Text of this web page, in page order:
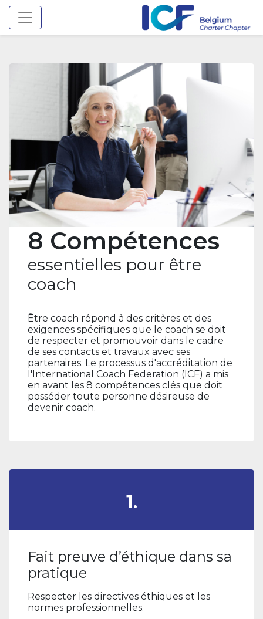
Toggle navigation
8 Compétences
essentielles pour être
coach
Être coach répond à des critères et des
exigences spécifiques que le coach se doit
de respecter et promouvoir dans le cadre
de ses contacts et travaux avec ses
partenaires. Le processus d'accréditation de
l'International Coach Federation (ICF) a mis
en avant les 8 compétences clés que doit
posséder toute personne désireuse de
devenir coach.
1.
Fait preuve d’éthique dans sa
pratique
Respecter les directives éthiques et les
normes professionnelles.